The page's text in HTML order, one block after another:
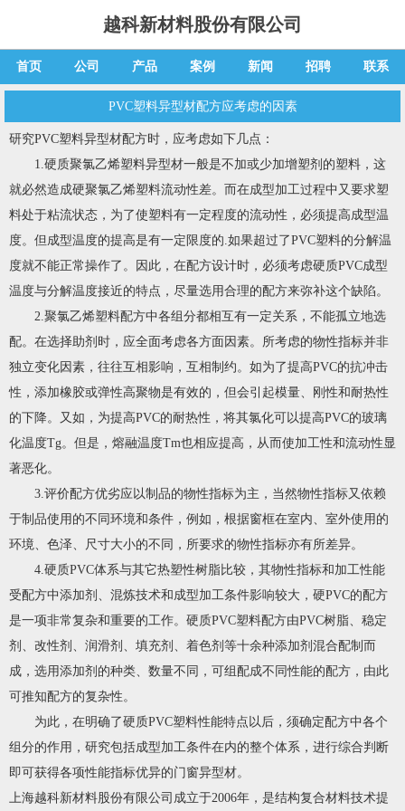
越科新材料股份有限公司
首页 公司 产品 案例 新闻 招聘 联系
PVC塑料异型材配方应考虑的因素
研究PVC塑料异型材配方时，应考虑如下几点：
1.硬质聚氯乙烯塑料异型材一般是不加或少加增塑剂的塑料，这
就必然造成硬聚氯乙烯塑料流动性差。而在成型加工过程中又要求塑
料处于粘流状态，为了使塑料有一定程度的流动性，必须提高成型温
度。但成型温度的提高是有一定限度的.如果超过了PVC塑料的分解温
度就不能正常操作了。因此，在配方设计时，必须考虑硬质PVC成型
温度与分解温度接近的特点，尽量选用合理的配方来弥补这个缺陷。
2.聚氯乙烯塑料配方中各组分都相互有一定关系，不能孤立地选
配。在选择助剂时，应全面考虑各方面因素。所考虑的物性指标并非
独立变化因素，往往互相影响，互相制约。如为了提高PVC的抗冲击
性，添加橡胶或弹性高聚物是有效的，但会引起模量、刚性和耐热性
的下降。又如，为提高PVC的耐热性，将其氯化可以提高PVC的玻璃
化温度Tg。但是，熔融温度Tm也相应提高，从而使加工性和流动性显
著恶化。
3.评价配方优劣应以制品的物性指标为主，当然物性指标又依赖
于制品使用的不同环境和条件，例如，根据窗框在室内、室外使用的
环境、色泽、尺寸大小的不同，所要求的物性指标亦有所差异。
4.硬质PVC体系与其它热塑性树脂比较，其物性指标和加工性能
受配方中添加剂、混炼技术和成型加工条件影响较大，硬PVC的配方
是一项非常复杂和重要的工作。硬质PVC塑料配方由PVC树脂、稳定
剂、改性剂、润滑剂、填充剂、着色剂等十余种添加剂混合配制而
成，选用添加剂的种类、数量不同，可组配成不同性能的配方，由此
可推知配方的复杂性。
为此，在明确了硬质PVC塑料性能特点以后，须确定配方中各个
组分的作用，研究包括成型加工条件在内的整个体系，进行综合判断
即可获得各项性能指标优异的门窗异型材。
上海越科新材料股份有限公司成立于2006年，是结构复合材料技术提